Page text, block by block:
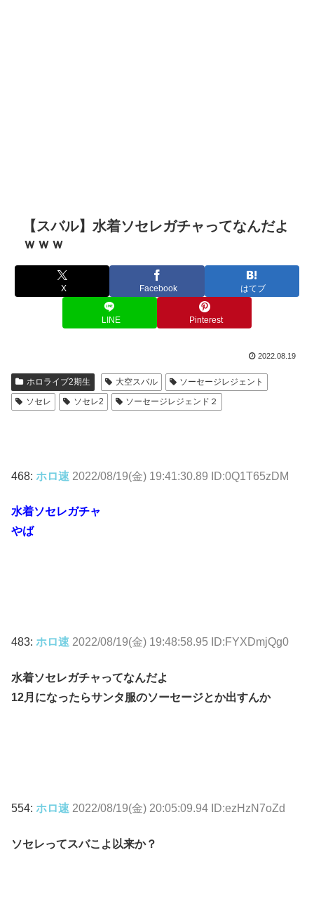
【スバル】水着ソセレガチャってなんだよ
ｗｗｗ
X Facebook はてブ
LINE Pinterest
2022.08.19
ホロライブ2期生 大空スバル
ソーセージレジェント
ソセレ
ソセレ2 ソーセージレジェンド２
468: ホロ速 2022/08/19(金) 19:41:30.89 ID:0Q1T65zDM
水着ソセレガチャ
やば
483: ホロ速 2022/08/19(金) 19:48:58.95 ID:FYXDmjQg0
水着ソセレガチャってなんだよ
12月になったらサンタ服のソーセージとか出すんか
554: ホロ速 2022/08/19(金) 20:05:09.94 ID:ezHzN7oZd
ソセレってスバこよ以来か？